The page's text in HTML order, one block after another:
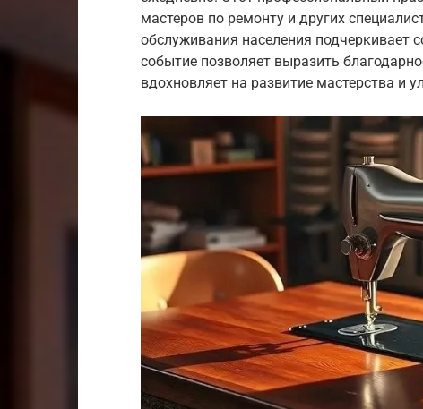
мастеров по ремонту и других
обслуживания населения подчеркивает
событие позволяет выразить
вдохновляет на развитие мастерства и